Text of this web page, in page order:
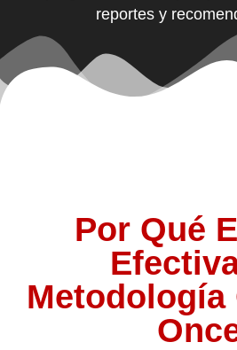
reportes y
Por Qué
Metodología